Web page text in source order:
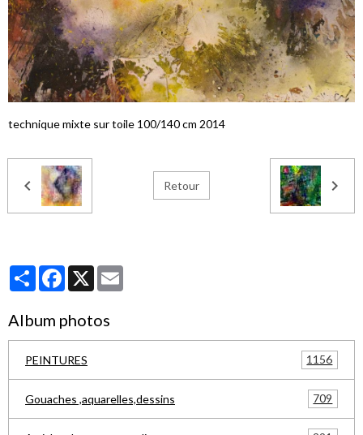
technique mixte sur toile 100/140 cm 2014
Retour
PartagerFacebook
X
Album photos
PEINTURES 1156
Gouaches ,aquarelles,dessins 709